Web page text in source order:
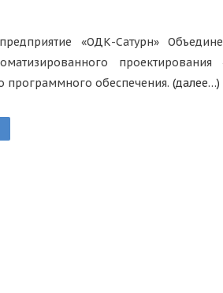
«ОДК-Сатурн»
программного обеспечения. (далее…)